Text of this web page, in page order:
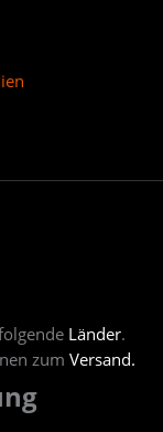
Länder.
zum Versand.